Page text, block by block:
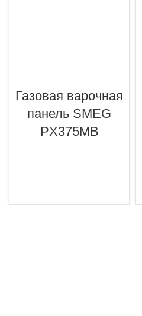
Газовая варочная
панель SMEG
PX375MB